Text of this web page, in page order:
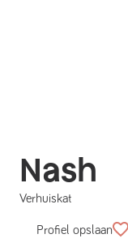
Nash
Verhuiskat
Profiel opslaan